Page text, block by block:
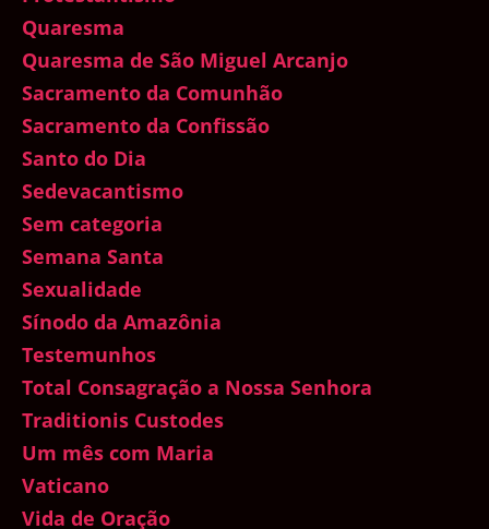
Quaresma
Quaresma de São Miguel Arcanjo
Sacramento da Comunhão
Sacramento da Confissão
Santo do Dia
Sedevacantismo
Sem categoria
Semana Santa
Sexualidade
Sínodo da Amazônia
Testemunhos
Total Consagração a Nossa Senhora
Traditionis Custodes
Um mês com Maria
Vaticano
Vida de Oração